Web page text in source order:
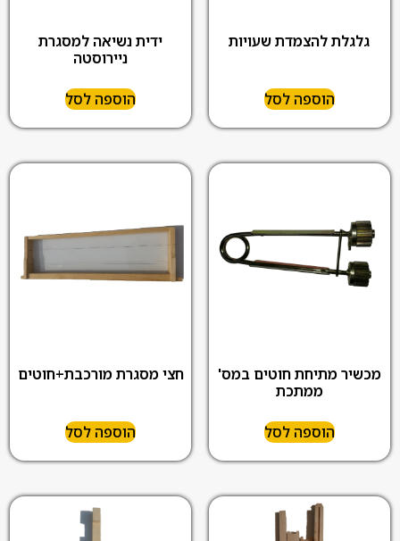
גלגלת להצמדת שעויות
הוספה לסל
ידית נשיאה למסגרת
ניירוסטה
הוספה לסל
מכשיר מתיחת חוטים במס'
ממתכת
הוספה לסל
חצי מסגרת מורכבת+חוטים
הוספה לסל